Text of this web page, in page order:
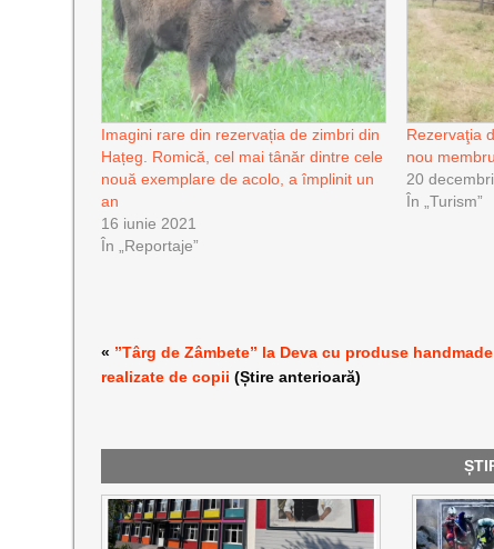
Imagini rare din rezervația de zimbri din
Hațeg. Romică, cel mai tânăr dintre cele
nouă exemplare de acolo, a împlinit un
an
16 iunie 2021
În „Reportaje”
Rezervaţia
nou membru
20
În „Turism”
« ”Târg de Zâmbete” la Deva cu produse handmade
realizate de copii (Știre anterioară)